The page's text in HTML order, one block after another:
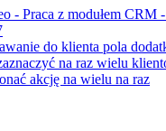
- Praca z modułem CRM
do klienta pola
na raz wielu
akcję na wielu na raz